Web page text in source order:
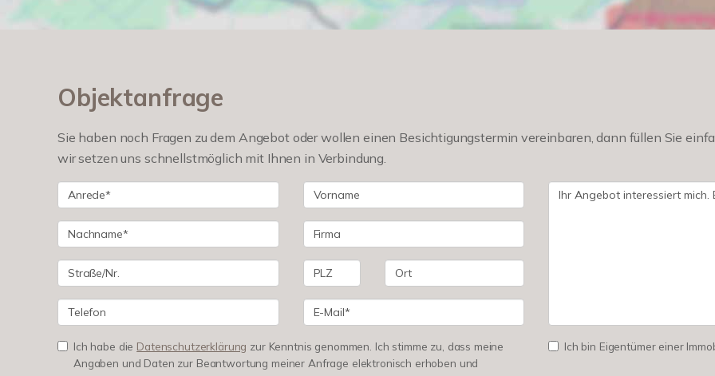
Objektanfrage
Sie haben noch Fragen zu dem Angebot oder wollen einen Besichtigungstermin vereinbaren, dann füllen Sie
wir setzen uns schnellstmöglich mit Ihnen in Verbindung.
Ich habe die Datenschutzerklärung zur Kenntnis genommen. Ich stimme zu, dass meine
Angaben und Daten zur Beantwortung meiner Anfrage elektronisch erhoben und
Ich bin Eigentümer einer